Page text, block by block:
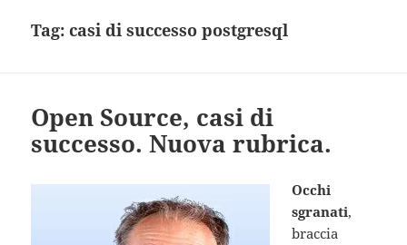
Tag:casi di successo postgresql
Open Source, casi di
successo. Nuova rubrica.
Occhi
sgranati,
braccia